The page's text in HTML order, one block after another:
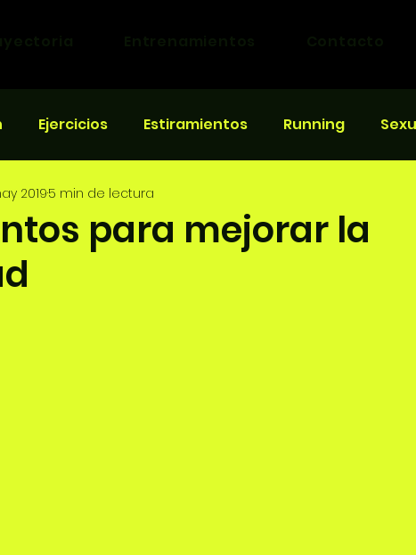
Ejercicios Estiramientos Running
para mejorar la
20195 min de lectura